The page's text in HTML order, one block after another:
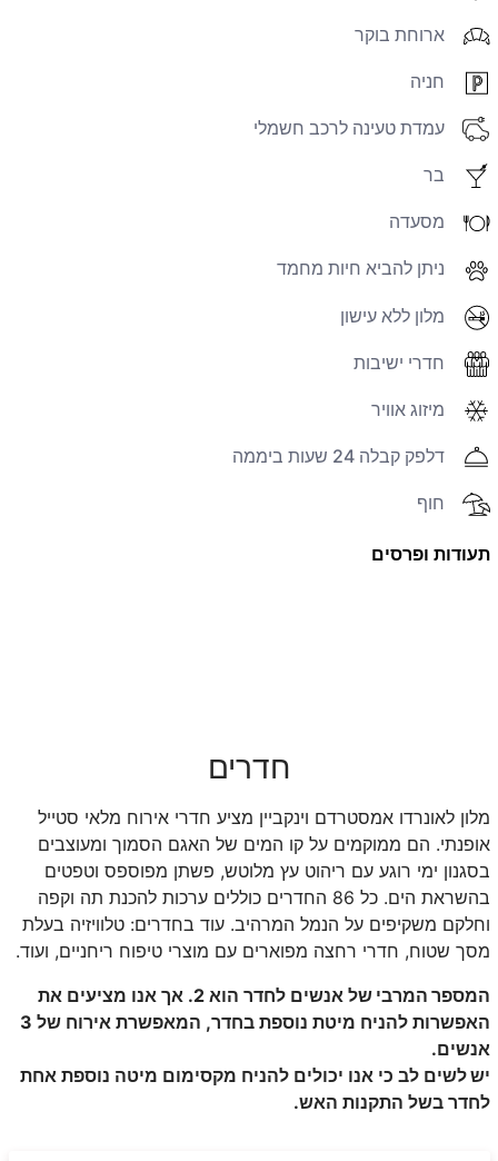
ארוחת בוקר
חניה
עמדת טעינה לרכב חשמלי
בר
מסעדה
ניתן להביא חיות מחמד
מלון ללא עישון
חדרי ישיבות
מיזוג אוויר
דלפק קבלה 24 שעות ביממה
חוף
תעודות ופרסים
חדרים
מלון לאונרדו אמסטרדם וינקביין מציע חדרי אירוח מלאי סטייל
אופנתי. הם ממוקמים על קו המים של האגם הסמוך ומעוצבים
בסגנון ימי רוגע עם ריהוט עץ מלוטש, פשתן מפוספס וטפטים
בהשראת הים. כל 86 החדרים כוללים ערכות להכנת תה וקפה
וחלקם משקיפים על הנמל המרהיב. עוד בחדרים: טלוויזיה בעלת
מסך שטוח, חדרי רחצה מפוארים עם מוצרי טיפוח ריחניים, ועוד.
המספר המרבי של אנשים לחדר הוא 2. אך אנו מציעים את
האפשרות להניח מיטת נוספת בחדר, המאפשרת אירוח של
אנשים.
ישלשים לב כי אנו יכולים להניח מקסימום מיטה נוספת אחת
לחדר בשל התקנות האש.